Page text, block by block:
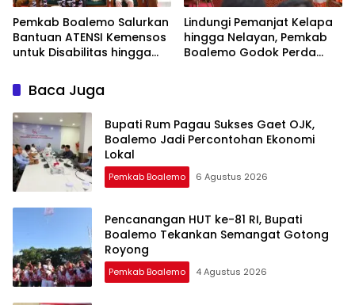
Pemkab Boalemo Salurkan
Bantuan ATENSI Kemensos
untuk Disabilitas hingga
Lindungi Pemanjat Kelapa
hingga Nelayan, Pemkab
Boalemo Godok Perda
Baca Juga
Bupati Rum Pagau Sukses Gaet OJK,
Boalemo Jadi Percontohan Ekonomi
Lokal
Pemkab Boalemo 6 Agustus 2026
Pencanangan HUT ke-81 RI, Bupati
Boalemo Tekankan Semangat Gotong
Royong
Pemkab Boalemo 4 Agustus 2026